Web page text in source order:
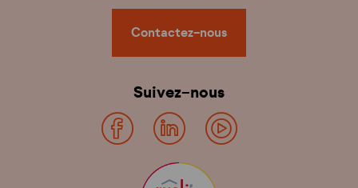
Contactez-nous
Suivez-nous